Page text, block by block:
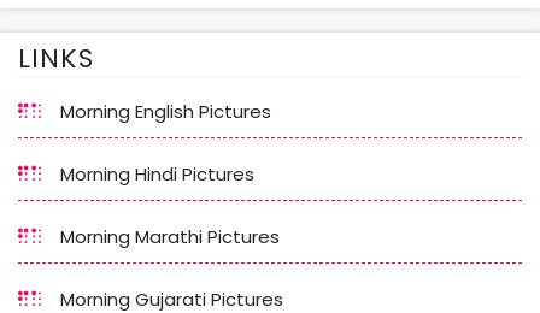
LINKS
Morning English Pictures
Morning Hindi Pictures
Morning Marathi Pictures
Morning Gujarati Pictures